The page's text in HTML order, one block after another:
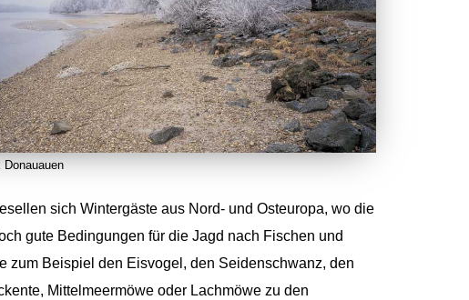
sich Wintergäste aus Nord- und Osteuropa, wo die
gute Bedingungen für die Jagd nach Fischen und
zum Beispiel den Eisvogel, den Seidenschwanz, den
Mittelmeermöwe oder Lachmöwe zu den